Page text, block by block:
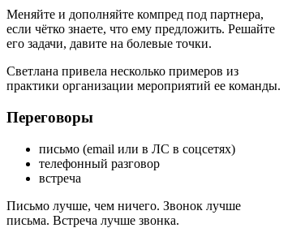
Меняйте и дополняйте компред под партнера,
если чётко знаете, что ему предложить. Решайте
его задачи, давите на болевые точки.
Светлана привела несколько примеров из
практики организации мероприятий ее команды.
Переговоры
письмо (email или в ЛС в соцсетях)
телефонный разговор
встреча
Письмо лучше, чем ничего. Звонок лучше
письма. Встреча лучше звонка.